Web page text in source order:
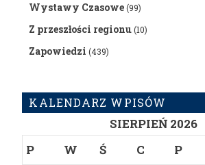
Wystawy Czasowe(99)
Z przeszłości regionu(10)
Zapowiedzi (439)
KALENDARZ WPISÓW
SIERPIEŃ 2026
P
W Ś C P